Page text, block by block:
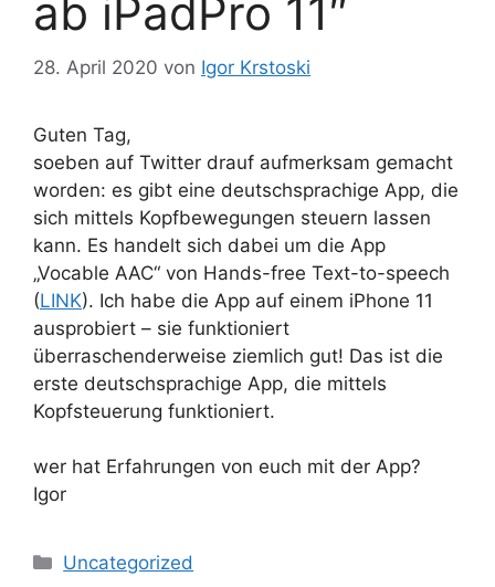
ab iPadPro 11″
28. April 2020 von Igor Krstoski
Guten Tag,
soeben auf Twitter drauf aufmerksam gemacht
worden: es gibt eine deutschsprachige App, die
sich mittels Kopfbewegungen steuern lassen
kann. Es handelt sich dabei um die App
„Vocable AAC“ von Hands-free Text-to-speech
(LINK). Ich habe die App auf einem iPhone 11
ausprobiert – sie funktioniert
überraschenderweise ziemlich gut! Das ist die
erste deutschsprachige App, die mittels
Kopfsteuerung funktioniert.
wer hat Erfahrungen von euch mit der App?
Igor
Kategorien
Uncategorized